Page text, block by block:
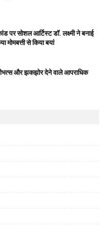
सोशल आर्टिस्ट डॉ. लक्ष्मी ने बनाई
मोमबत्ती से किया बयां
और झकझोर देने वाले आपराधिक